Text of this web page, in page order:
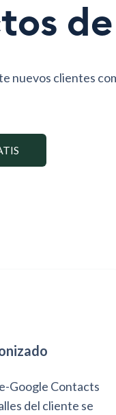
nuevos clientes
Google Contacts
del cliente se